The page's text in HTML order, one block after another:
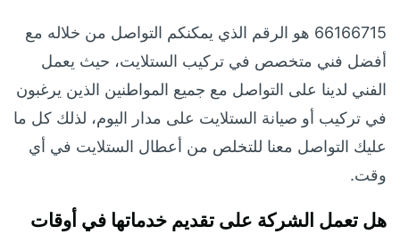
66166715 هو الرقم الذي يمكنكم التواصل من خلاله مع
أفضل فني متخصص في تركيب الستلايت، حيث يعمل
الفني لدينا على التواصل مع جميع المواطنين الذين يرغبون
في تركيب أو صيانة الستلايت على مدار اليوم، لذلك كل ما
عليك التواصل معنا للتخلص من أعطال الستلايت في أي
وقت.
هل تعمل الشركة على تقديم خدماتها في أوقات